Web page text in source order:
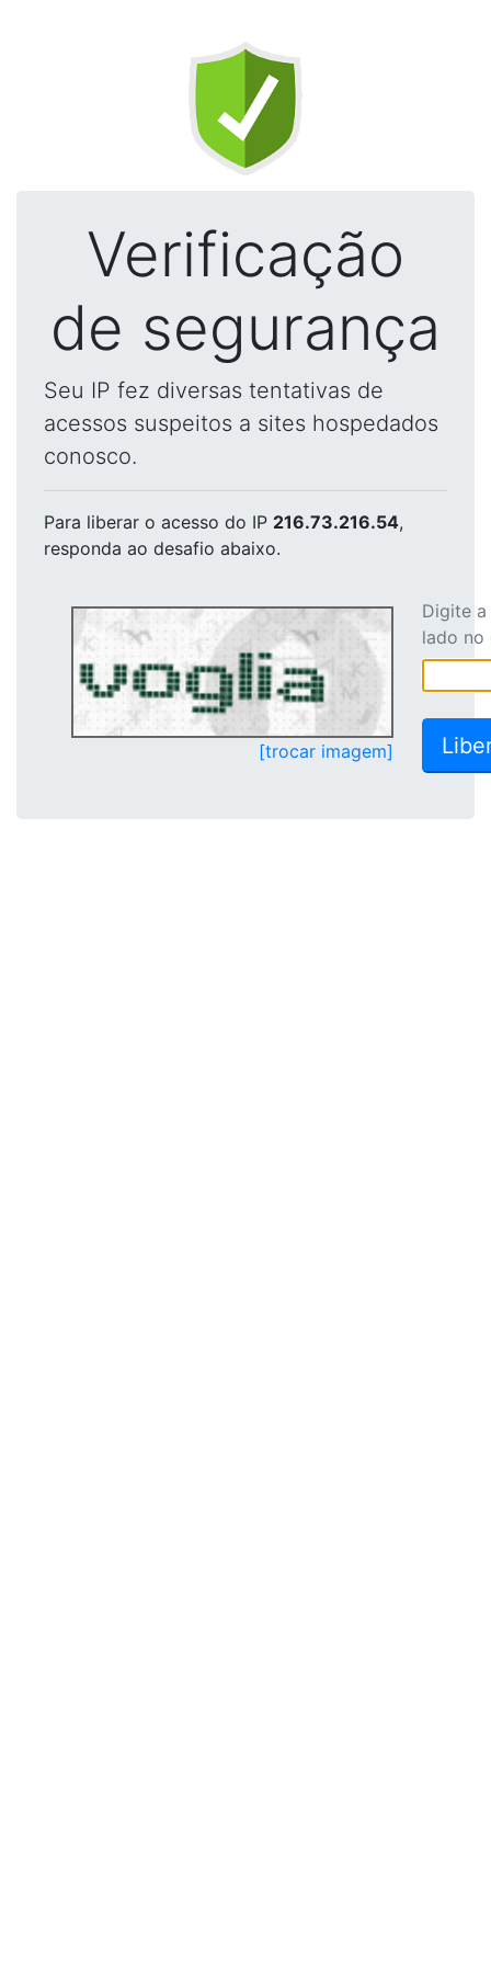
Verificação
de segurança
Seu IP fez diversas tentativas de
acessos suspeitos a sites hospedados
conosco.
Para liberar o acesso do IP 216.73.216.54,
responda ao desafio abaixo.
[trocar imagem]
Digite
lado no